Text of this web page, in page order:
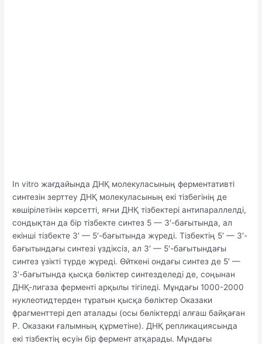
In vitro жағдайында ДНҚ молекуласының ферментативті
синтезін зерттеу ДНҚ молекуласының екі тізбегінің де
көшірілетінін көрсетті, яғни ДНҚ тізбектері антипараллелді,
сондықтан да бір тізбекте синтез 5 — 3′-бағытында, ал
екінші тізбекте 3′ — 5′-бағытында жүреді. Тізбектің 5′ — 3′-
бағытындағы синтезі үздіксіз, ал 3′ — 5′-бағытындағы
синтез үзікті түрде жүреді. Өйткені ондағы синтез де 5′ —
3′-бағытында қысқа бөліктер синтезделеді де, соңынан
ДНҚ-лигаза ферменті арқылы тігіледі. Мұндағы 1000-2000
нуклеотидтерден тұратын қысқа бөліктер Оказаки
фрагменттері деп аталады (осы бөліктерді алғаш байқаған
Р. Оказаки ғалымның құрметіне). ДНҚ репликациясында
екі тізбектің өсуін бір фермент атқарады. Мұндағы